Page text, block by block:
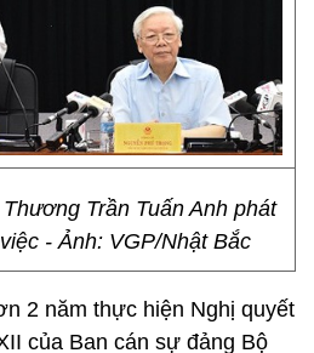
Trần Tuấn Anh phát
- Ảnh: VGP/Nhật Bắc
2 năm thực hiện Nghị quyết
của Ban cán sự đảng Bộ